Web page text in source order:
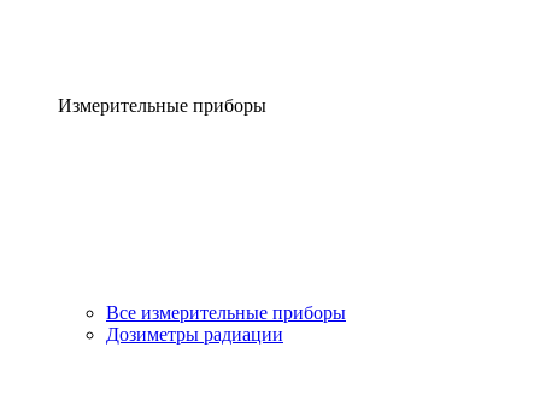
Измерительные приборы
Все измерительные приборы
Дозиметры радиации